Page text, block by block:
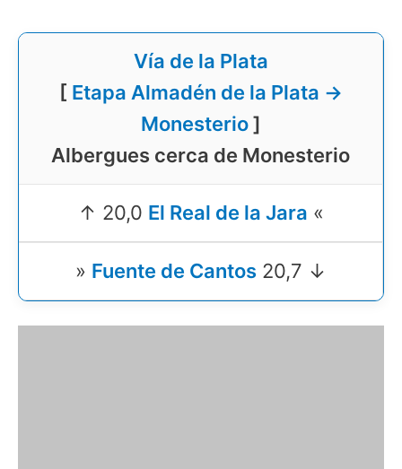
Vía de la Plata
[ Etapa Almadén de la Plata →
Monesterio]
Albergues cerca de Monesterio
↑ 20,0 El Real de la Jara «
» Fuente de Cantos20,7 ↓